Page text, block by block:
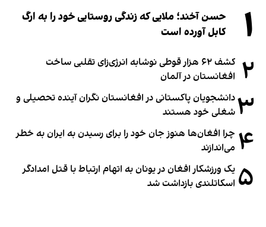
۱
حسن آخند؛ ملایی که زندگی روستایی خود را به ارگ
کابل آورده است
۲
کشف ۶۲ هزار قوطی نوشابه انرژی‌زای تقلبی ساخت
افغانستان در آلمان
۳دانشجویان پاکستانی در افغانستان نگران آینده تحصیلی و
شغلی خود هستند
۴ چرا افغان‌ها هنوز جان خود را برای رسیدن به ایران به خطر
می‌اندازند
۵ یک ورزشکار افغان در یونان به اتهام ارتباط با قتل امدادگر
اسکاتلندی بازداشت شد